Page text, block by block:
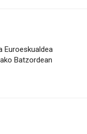
Euroeskualdea
Batzordean